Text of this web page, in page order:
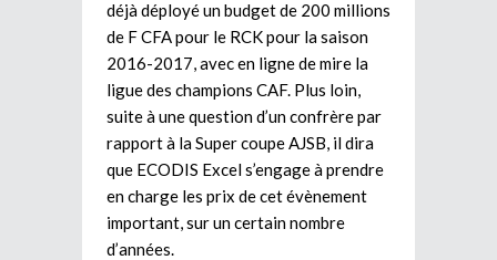
déjà déployé un budget de 200 millions
de F CFA pour le RCK pour la saison
2016-2017, avec en ligne de mire la
ligue des champions CAF. Plus loin,
suite à une question d’un confrère par
rapport à la Super coupe AJSB, il dira
que ECODIS Excel s’engage à prendre
en charge les prix de cet évènement
important, sur un certain nombre
d’années.